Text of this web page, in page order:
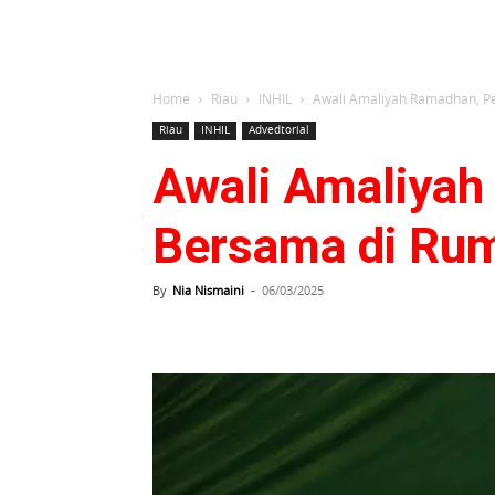
Home Riau INHIL Awali Amaliyah Ramadhan,
Riau INHIL Advedtorial
Awali Amaliyah
Bersama di
By Nia Nismaini - 06/03/2025